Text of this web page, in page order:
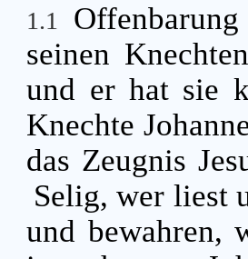
1.1
seinen
und er hat sie
Knechte
das Zeugnis
Selig, wer liest
und bewahren,